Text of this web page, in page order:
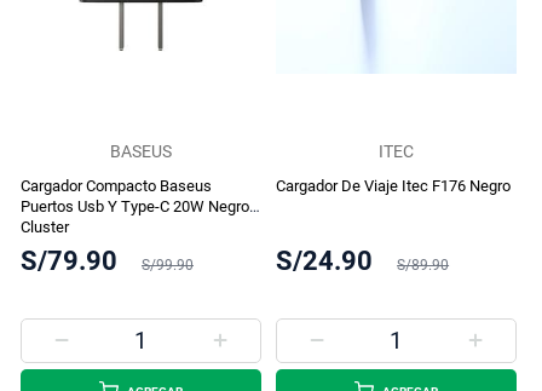
BASEUS
Cargador Compacto Baseus
Puertos Usb Y Type-C 20W Negro
Cluster
S/79.90 S/99.90
ITEC
Cargador De Viaje Itec F176 Negro
S/24.90 S/89.90